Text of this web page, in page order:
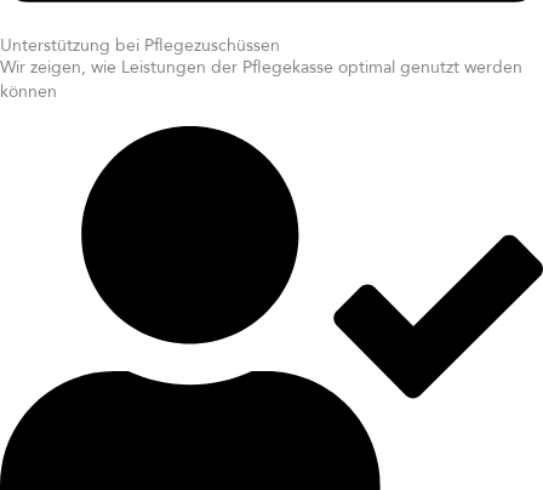
Unterstützung bei Pflegezuschüssen
Wir zeigen, wie Leistungen der Pflegekasse optimal genutzt werden
können